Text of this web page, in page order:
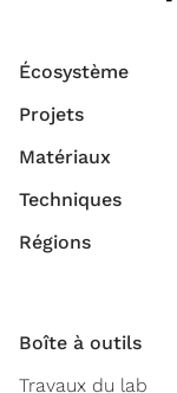
Écosystème
Projets
Matériaux
Techniques
Régions
Boîte à outils
Travaux du lab